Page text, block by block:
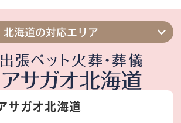
北海道の対応エリア
札幌市東区
札幌市豊平区
札幌市白石区
サガオ北海道